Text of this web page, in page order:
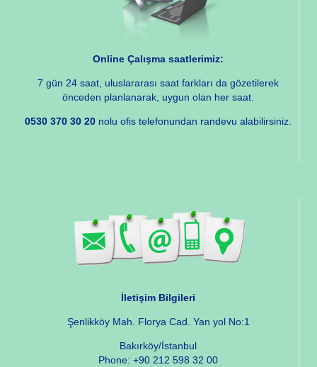
Online Çalışma saatlerimiz:
7 gün 24 saat, uluslararası saat farkları da gözetilerek
önceden planlanarak, uygun olan her saat.
0530 370 30 20 nolu ofis telefonundan randevu alabilirsiniz.
İletişim Bilgileri
Şenlikköy Mah. Florya Cad. Yan yol No:1
Bakırköy/İstanbul
Phone: +90 212 598 32 00